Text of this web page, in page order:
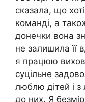
сказала, що
команді, а
донечки вона
не залишила її
я працюю
суцільне
люблю дітей і з
до них. Я